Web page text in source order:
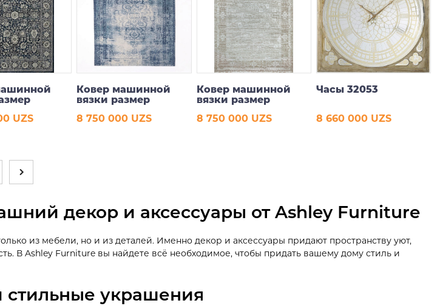
UZS
Ковер машинной
вязки размер
8 750 000 UZS
Ковер машинной
вязки размер
8 750 000 UZS
Часы 32053
8 660 000 UZS
декор и аксессуары от Ashley Furniture
из мебели, но и из деталей. Именно декор и аксессуары придают пространству уют,
В Ashley Furniture вы найдете всё необходимое, чтобы придать вашему дому стиль и
стильные украшения